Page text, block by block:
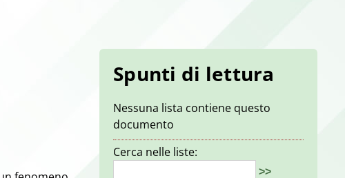
Spunti di lettura
Nessuna lista contiene questo
documento
Cerca nelle liste:
>>